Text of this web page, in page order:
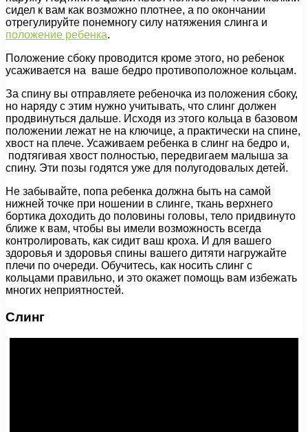
сидел к вам как возможно плотнее, а по окончании
отрегулируйте понемногу силу натяжения слинга и
положение ребенка.
Положение сбоку проводится кроме этого, но ребенок
усаживается на ваше бедро противоположное кольцам.
За спину вы отправляете ребеночка из положения сбоку,
но наряду с этим нужно учитывать, что слинг должен
продвинуться дальше. Исходя из этого кольца в базовом
положении лежат не на ключице, а практически на спине,
хвост на плече. Усаживаем ребенка в слинг на бедро и,
подтягивая хвост полностью, передвигаем малыша за
спину. Эти позы годятся уже для полугодовалых детей.
Не забывайте, попа ребенка должна быть на самой
нижней точке при ношении в слинге, ткань верхнего
бортика доходить до половины головы, тело придвинуто
ближе к вам, чтобы вы имели возможность всегда
контролировать, как сидит ваш кроха. И для вашего
здоровья и здоровья спины вашего дитяти нагружайте
плечи по очереди. Обучитесь, как носить слинг с
кольцами правильно, и это окажет помощь вам избежать
многих неприятностей.
Слинг